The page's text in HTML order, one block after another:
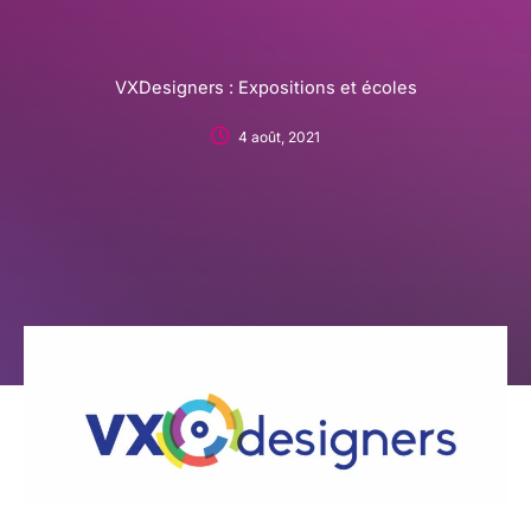
VXDesigners : Expositions et écoles
4 août, 2021